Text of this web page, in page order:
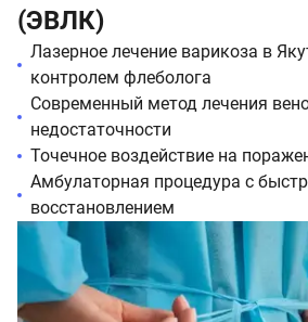
(ЭВЛК)
Лазерное лечение варикоза в
контролем флеболога
Современный метод лечения
недостаточности
Точечное воздействие на
Амбулаторная процедура с
восстановлением